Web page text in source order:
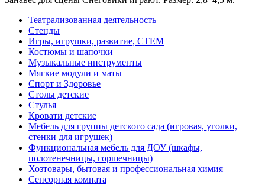
Театрализованная деятельность
Стенды
Игры, игрушки, развитие, СТЕМ
Костюмы и шапочки
Музыкальные инструменты
Мягкие модули и маты
Спорт и Здоровье
Столы детские
Стулья
Кровати детские
Мебель для группы детского сада (игровая, уголки,
стенки для игрушек)
Функциональная мебель для ДОУ (шкафы,
полотенечницы, горшечницы)
Хозтовары, бытовая и профессиональная химия
Сенсорная комната